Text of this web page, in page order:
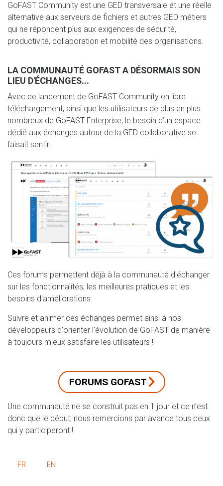
GoFAST Community est une GED transversale et une réelle
alternative aux serveurs de fichiers et autres GED métiers
qui ne répondent plus aux exigences de sécurité,
productivité, collaboration et mobilité des organisations.
LA COMMUNAUTÉ GOFAST A DÉSORMAIS SON
LIEU D'ÉCHANGES...
Avec ce lancement de GoFAST Community en libre
téléchargement, ainsi que les utilisateurs de plus en plus
nombreux de GoFAST Enterprise, le besoin d’un espace
dédié aux échanges autour de la GED collaborative se
faisait sentir.
Ces forums permettent déjà à la communauté d'échanger
sur les fonctionnalités, les meilleures pratiques et les
besoins d'améliorations.
Suivre et animer ces échanges permet ainsi à nos
développeurs d'orienter l'évolution de GoFAST de manière
à toujours mieux satisfaire les utilisateurs !
FORUMS GOFAST
Une communauté ne se construit pas en 1 jour et ce n’est
donc que le début, nous remercions par avance tous ceux
qui y participeront !
FR EN